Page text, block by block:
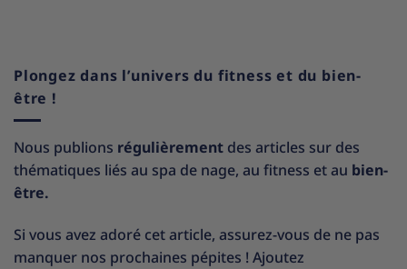
Plongez dans l’univers du fitness et du bien-
être !
Nous publions régulièrement des articles sur des
thématiques liés au spa de nage, au fitness et au bien-
être.
Si vous avez adoré cet article, assurez-vous de ne pas
manquer nos prochaines pépites ! Ajoutez